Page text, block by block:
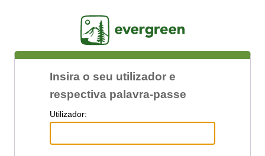
Insira o seu utilizador e
respectiva palavra-passe
Utilizador: